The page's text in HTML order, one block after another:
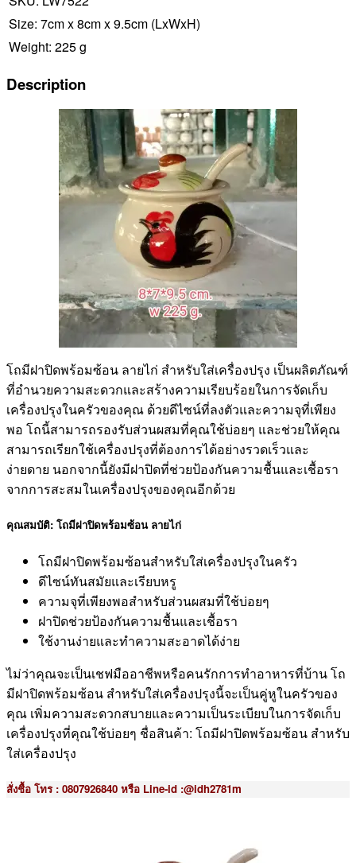
Size: 7cm x 8cm x 9.5cm (LxWxH)
Weight: 225 g
Description
โถมีฝาปิดพร้อมซ้อน ลายไก่ สำหรับใส่เครื่องปรุง เป็นผลิตภัณฑ์
ที่อำนวยความสะดวกและสร้างความเรียบร้อยในการจัดเก็บ
เครื่องปรุงในครัวของคุณ ด้วยดีไซน์ที่ลงตัวและความจุที่เพียง
พอ โถนี้สามารถรองรับส่วนผสมที่คุณใช้บ่อยๆ และช่วยให้คุณ
สามารถเรียกใช้เครื่องปรุงที่ต้องการได้อย่างรวดเร็วและ
ง่ายดาย นอกจากนี้ยังมีฝาปิดที่ช่วยป้องกันความชื้นและเชื้อรา
จากการสะสมในเครื่องปรุงของคุณอีกด้วย
คุณสมบัติ: โถมีฝาปิดพร้อมซ้อน ลายไก่
โถมีฝาปิดพร้อมซ้อนสำหรับใส่เครื่องปรุงในครัว
ดีไซน์ทันสมัยและเรียบหรู
ความจุที่เพียงพอสำหรับส่วนผสมที่ใช้บ่อยๆ
ฝาปิดช่วยป้องกันความชื้นและเชื้อรา
ใช้งานง่ายและทำความสะอาดได้ง่าย
ไม่ว่าคุณจะเป็นเชฟมืออาชีพหรือคนรักการทำอาหารที่บ้าน โถ
มีฝาปิดพร้อมซ้อน สำหรับใส่เครื่องปรุงนี้จะเป็นคู่หูในครัวของ
คุณ เพิ่มความสะดวกสบายและความเป็นระเบียบในการจัดเก็บ
เครื่องปรุงที่คุณใช้บ่อยๆ ชื่อสินค้า: โถมีฝาปิดพร้อมซ้อน สำหรับ
ใส่เครื่องปรุง
สั่งชื้อ โทร : 0807926840 หรือ Line-id :@idh2781m